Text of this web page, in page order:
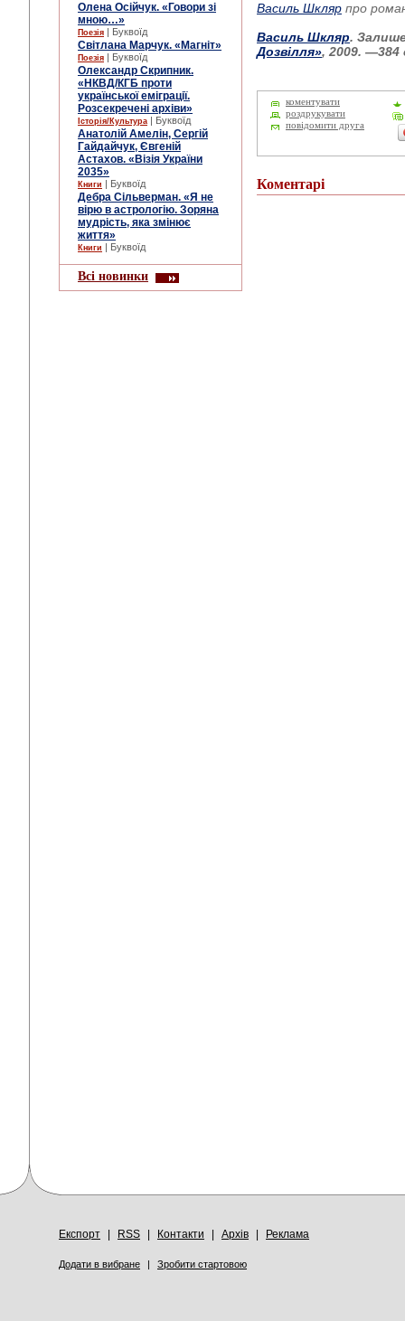
Олена Осійчук. «Говори зі
мною…»
Поезія | Буквоїд
Світлана Марчук. «Магніт»
Поезія | Буквоїд
Олександр Скрипник.
«НКВД/КГБ проти
української еміграції.
Розсекречені архіви»
Історія/Культура | Буквоїд
Анатолій Амелін, Сергій
Гайдайчук, Євгеній
Астахов. «Візія України
2035»
Книги | Буквоїд
Дебра Сільверман. «Я не
вірю в астрологію. Зоряна
мудрість, яка змінює
життя»
Книги | Буквоїд
Всі новинки
Василь Шкляр про
Василь Шкляр.
Дозвілля», 2009. —384
коментувати
роздрукувати
повідомити друга
Коментарі
Експорт RSS Контакти Архів Реклама
Додати в вибране | Зробити стартовою